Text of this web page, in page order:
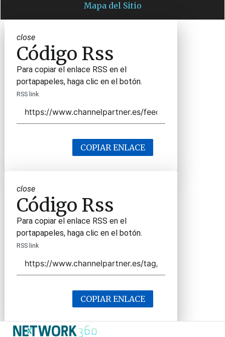
Mapa del Sitio
close
Código Rss
Para copiar el enlace RSS en el
portapapeles, haga clic en el botón.
RSS link
COPIAR ENLACE
close
Código Rss
Para copiar el enlace RSS en el
portapapeles, haga clic en el botón.
RSS link
COPIAR ENLACE